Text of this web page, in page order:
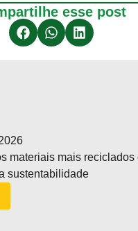
esse post
materiais mais reciclados
sustentabilidade